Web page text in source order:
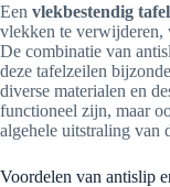
Een vlekbestendig
vlekken te verwijderen,
De combinatie van
deze tafelzeilen
diverse materialen en
functioneel zijn, maar
algehele uitstraling van
Voordelen van antislip